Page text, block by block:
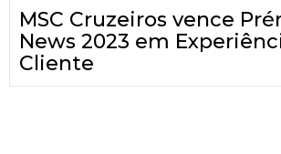
MSC Cruzeiros vence
News 2023 em
Cliente